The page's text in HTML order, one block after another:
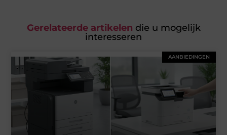
Gerelateerde artikelen die u mogelijk
interesseren
AANBIEDINGEN